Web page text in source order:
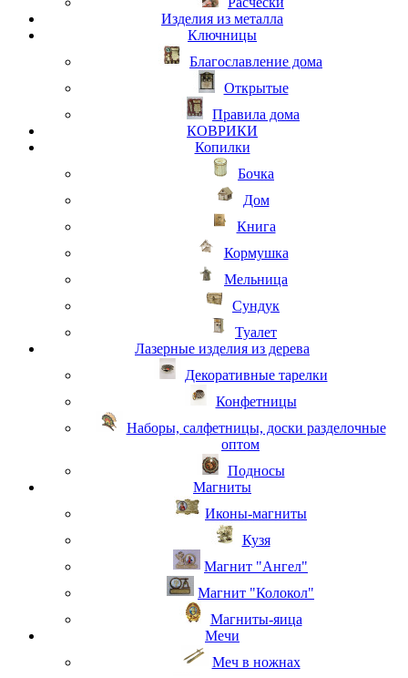
Изделия из металла
Ключницы
Благославление дома
Открытые
Правила дома
КОВРИКИ
Копилки
Бочка
Дом
Книга
Кормушка
Мельница
Сундук
Туалет
Лазерные изделия из дерева
Декоративные тарелки
Конфетницы
Наборы, салфетницы, доски разделочные
оптом
Подносы
Магниты
Иконы-магниты
Кузя
Магнит "Ангел"
Магнит "Колокол"
Магниты-яица
Мечи
Меч в ножнах